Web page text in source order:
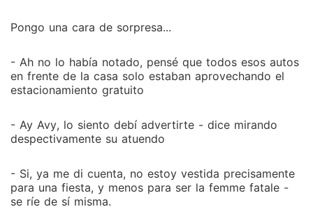
Pongo una cara de sorpresa...
- Ah no lo había notado, pensé que todos esos autos
en frente de la casa solo estaban aprovechando el
estacionamiento gratuito
- Ay Avy, lo siento debí advertirte - dice mirando
despectivamente su atuendo
- Si, ya me di cuenta, no estoy vestida precisamente
para una fiesta, y menos para ser la femme fatale -
se ríe de sí misma.